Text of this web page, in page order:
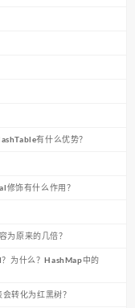
有什么优势？
饰有什么作用？
原来的几倍？
为什么？HashMap中的
转化为红黑树？